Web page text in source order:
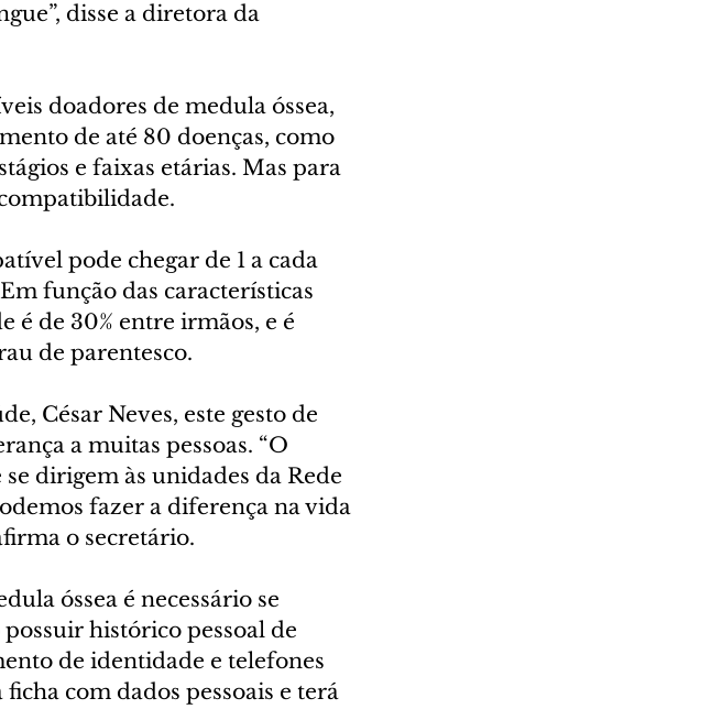
disse a diretora da
doadores de medula óssea,
de até 80 doenças, como
e faixas etárias. Mas para
pode chegar de 1 a cada
função das características
é de 30% entre irmãos, e é
de parentesco.
César Neves, este gesto de
a muitas pessoas. “O
dirigem às unidades da Rede
fazer a diferença na vida
o secretário.
óssea é necessário se
possuir histórico pessoal de
de identidade e telefones
com dados pessoais e terá